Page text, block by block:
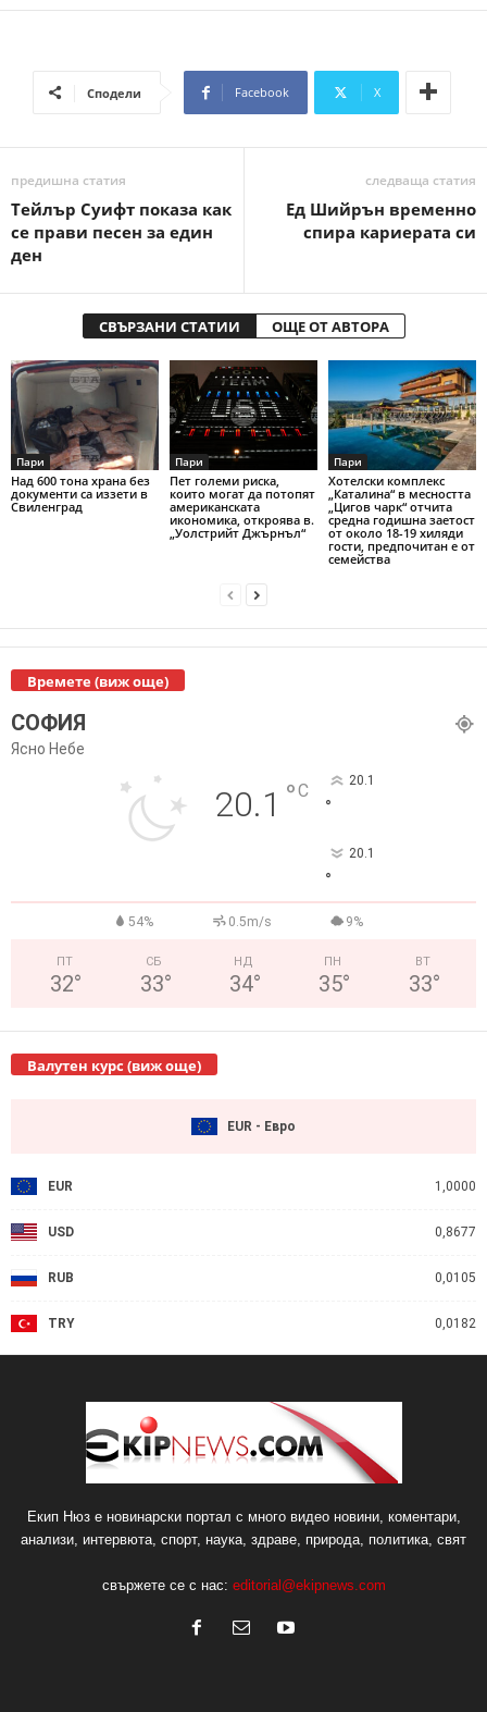
Сподели Facebook X
предишна статия
Тейлър Суифт показа как
се прави песен за един
ден
следваща статия
Ед Шийрън временно
спира кариерата си
СВЪРЗАНИ СТАТИИ ОЩЕ ОТ АВТОРА
Пари
Над 600 тона храна без
документи са иззети в
Свиленград
Пари
Пет големи риска,
които могат да потопят
американската
икономика, откроява в.
„Уолстрийт Джърнъл“
Пари
Хотелски комплекс
„Каталина“ в месността
„Цигов чарк“ отчита
средна годишна заетост
от около 18-19 хиляди
гости, предпочитан е от
семейства
Времете (виж още)
СОФИЯ
Ясно Небе
20.1 °C 20.1
°
20.1
°
54% 0.5m/s 9%
ПТ
32°
СБ
33°
НД
34°
ПН
35°
ВТ
33°
Валутен курс (виж още)
EUR - Евро
EUR 1,0000
USD 0,8677
RUB 0,0105
TRY 0,0182
Екип Нюз е новинарски портал с много видео новини, коментари,
анализи, интервюта, спорт, наука, здраве, природа, политика, свят
свържете се с нас: editorial@ekipnews.com